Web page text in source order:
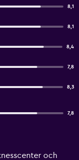
8,1
8,1
8,4
7,8
8,3
7,8
och